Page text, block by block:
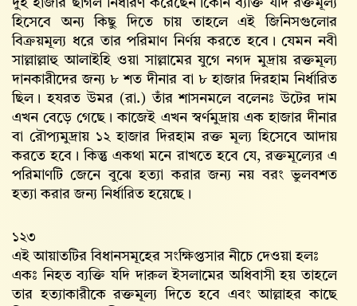
দুই হাজার ছাগল নির্ধারণ করেছেন।কোন ব্যক্তি যদি রক্তমূল্য
হিসেবে অন্য কিছু দিতে চায় তাহলে এই জিনিসগুলোর
বিক্রয়মূল্য ধরে তার পরিমাণ নির্ণয় করতে হবে। যেমন নবী
সাল্লাল্লাহু আলাইহি ওয়া সাল্লামের যুগে নগদ মুদ্রায় রক্তমূল্য
দানকারীদের জন্য ৮ শত দীনার বা ৮ হাজার দিরহাম নির্ধারিত
ছিল। হযরত উমর (রা.) তাঁর শাসনমলে বলেনঃ উটের দাম
এখন বেড়ে গেছে। কাজেই এখন স্বর্ণমুদ্রায় এক হাজার দীনার
বা রৌপ্যমুদ্রায় ১২ হাজার দিরহাম রক্ত মূল্য হিসেবে আদায়
করতে হবে। কিন্তু একথা মনে রাখতে হবে যে, রক্তমূল্যের এ
পরিমাণটি জেনে বুঝে হত্যা করার জন্য নয় বরং ভুলবশত
হত্যা করার জন্য নির্ধারিত হয়েছে।
১২৩
এই আয়াতটির বিধানসমূহের সংক্ষিপ্তসার নীচে দেওয়া হলঃ
একঃ নিহত ব্যক্তি যদি দারুল ইসলামের অধিবাসী হয় তাহলে
তার হত্যাকারীকে রক্তমূল্য দিতে হবে এবং আল্লাহর কাছে